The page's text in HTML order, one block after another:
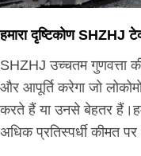
हमारा दृष्टिकोण SHZHJ
SHZHJ उच्चतम गुणवत्ता
और आपूर्ति करेगा जो
करते हैं या उनसे बेहतर
अधिक प्रतिस्पर्धी कीमत